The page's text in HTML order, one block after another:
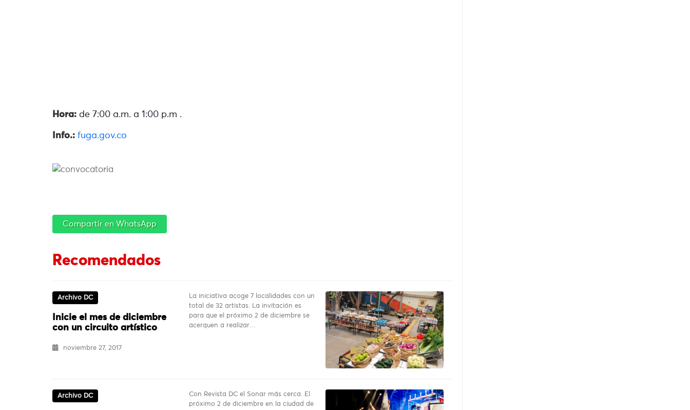
Hora: de 7:00 a.m. a 1:00 p.m .
Info.: fuga.gov.co
Compartir en WhatsApp
Recomendados
Archivo DC
Inicie el mes de diciembre
con un circuito artístico
noviembre 27, 2017
La iniciativa acoge 7 localidades con un
total de 32 artistas. La invitación es
para que el próximo 2 de diciembre se
acerquen a realizar…
Archivo DC
Con Revista DC el Sonar más cerca. El
próximo 2 de diciembre en la ciudad de